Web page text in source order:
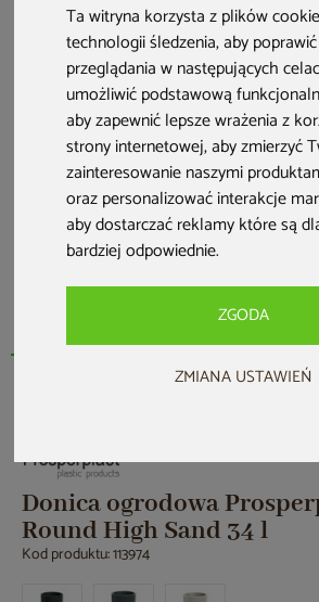
Ta witryna korzysta z plików
technologii śledzenia, aby
przeglądania w następujących
umożliwić podstawową
aby zapewnić lepsze wrażenia z
strony internetowej,aby zmierzyć
zainteresowanie naszymi
oraz personalizować interakcje
aby dostarczać reklamy które są
bardziej odpowiednie.
ZGODA
ZMIANA USTAWIEŃ
Donica ogrodowa
Round High Sand 34 l
Kod produktu: 113974